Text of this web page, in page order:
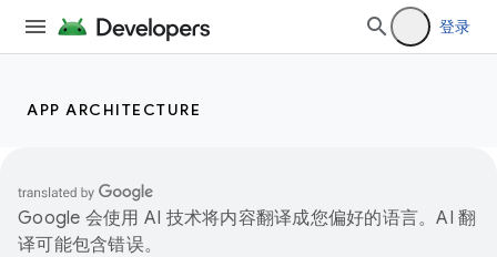
登录
APP ARCHITECTURE
Google 会使用 AI 技术将内容翻译成您偏好的语言。AI 翻
译可能包含错误。